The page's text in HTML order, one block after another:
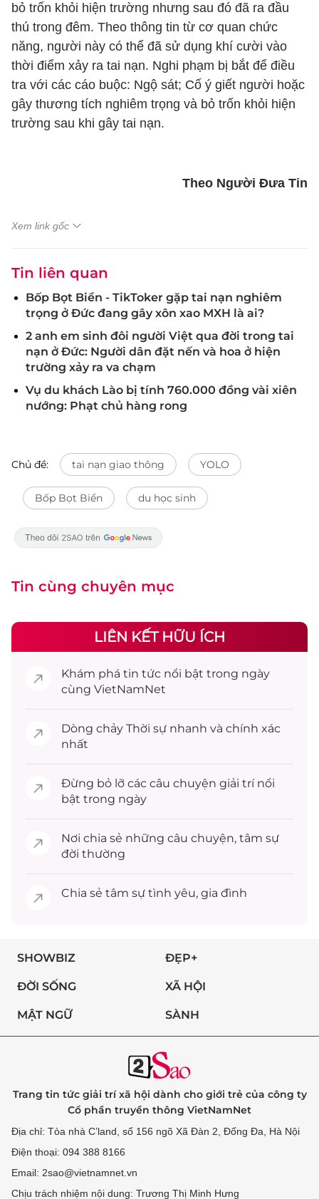
bỏ trốn khỏi hiện trường nhưng sau đó đã ra đầu
thú trong đêm. Theo thông tin từ cơ quan chức
năng, người này có thể đã sử dụng khí cười vào
thời điểm xảy ra tai nạn. Nghi phạm bị bắt để điều
tra với các cáo buộc: Ngộ sát; Cố ý giết người hoặc
gây thương tích nghiêm trọng và bỏ trốn khỏi hiện
trường sau khi gây tai nạn.
Theo Người Đưa Tin
Xem link gốc
Tin liên quan
Bốp Bọt Biển - TikToker gặp tai nạn nghiêm
trọng ở Đức đang gây xôn xao MXH là ai?
2 anh em sinh đôi người Việt qua đời trong tai
nạn ở Đức: Người dân đặt nến và hoa ở hiện
trường xảy ra va chạm
Vụ du khách Lào bị tính 760.000 đồng vài xiên
nướng: Phạt chủ hàng rong
Chủ đề: tai nạn giao thông YOLO
Bốp Bọt Biển du học sinh
Tin cùng chuyên mục
LIÊN KẾT HỮU ÍCH
Khám phá tin tức nổi bật trong ngày
cùng VietNamNet
Dòng chảy Thời sự nhanh và chính xác
nhất
Đừng bỏ lỡ các câu chuyện giải trínổi
bật trong ngày
Nơi chia sẻ những câu chuyện, tâm sự
đời thường
Chia sẻ tâm sự tình yêu, gia đình
SHOWBIZ ĐẸP+
ĐỜI SỐNG XÃ HỘI
MẬT NGỮ SÀNH
Trang tin tức giải trí xã hội dành cho giới trẻ của công ty
Cổ phần truyền thông VietNamNet
Địa chỉ: Tòa nhà C’land, số 156 ngõ Xã Đàn 2, Đống Đa, Hà Nội
Điện thoại: 094 388 8166
Email: 2sao@vietnamnet.vn
Chịu trách nhiệm nội dung: Trương Thị Minh Hưng